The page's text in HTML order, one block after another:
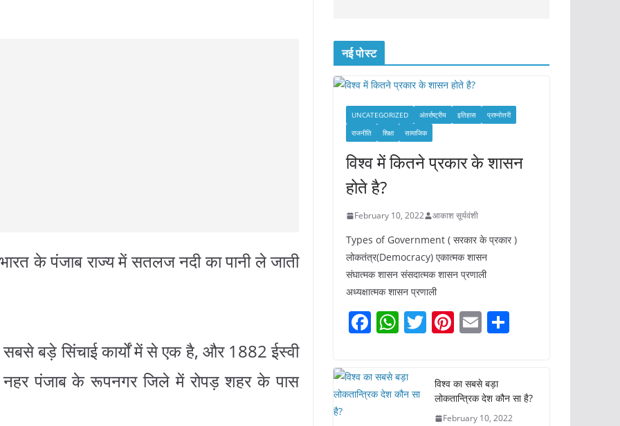
के पंजाब राज्य में सतलज नदी का पानी ले जाती
बड़े सिंचाई कार्यों में से एक है, और 1882 ईस्वी
नहर पंजाब के रूपनगर जिले में रोपड़ शहर के पास
नई पोस्ट
UNCATEGORIZED अंतर्राष्ट्रीय इतिहास
प्रश्नोत्तरी
राजनीति
शिक्षा सामाजिक
विश्व में कितने प्रकार के शासन
होते है?
February 10, 2022 आकाश सूर्यवंशी
Types of Government ( सरकार के प्रकार )
लोकतंत्र(Democracy) एकात्मक शासन
संघात्मक शासन संसदात्मक शासन प्रणाली
अध्यक्षात्मक शासन प्रणाली
F
c
e
W
at
s
T
er
Pi
e
st
E
l e
विश्व का सबसे बड़ा
लोकतान्त्रिक देश कौन सा है?
February 10, 2022